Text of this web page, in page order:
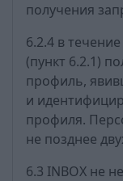
получения
6.2.4 в
(пункт 6.2.1)
профиль,
и
профиля.
не позднее
6.3 INBOX не